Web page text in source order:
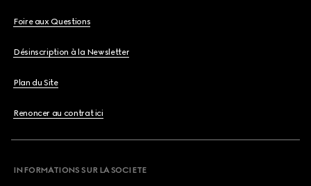
Foire aux Questions
Désinscription à la Newsletter
Plan du Site
Renoncer au contrat ici
INFORMATIONS SUR LA SOCIETE